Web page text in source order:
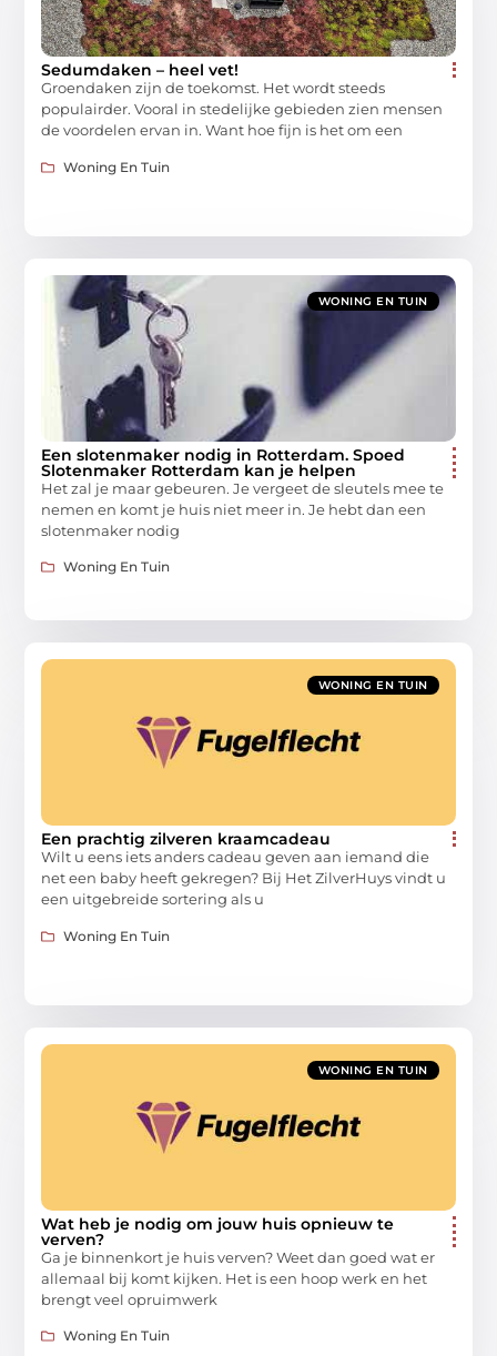
Sedumdaken – heel vet!
Groendaken zijn de toekomst. Het wordt steeds
populairder. Vooral in stedelijke gebieden zien mensen
de voordelen ervan in. Want hoe fijn is het om een
Woning En Tuin
WONING EN TUIN
Een slotenmaker nodig in Rotterdam. Spoed
Slotenmaker Rotterdam kan je helpen
Het zal je maar gebeuren. Je vergeet de sleutels mee te
nemen en komt je huis niet meer in. Je hebt dan een
slotenmaker nodig
Woning En Tuin
WONING EN TUIN
Een prachtig zilveren kraamcadeau
Wilt u eens iets anders cadeau geven aan iemand die
net een baby heeft gekregen? Bij Het ZilverHuys vindt u
een uitgebreide sortering als u
Woning En Tuin
WONING EN TUIN
Wat heb je nodig om jouw huis opnieuw te
verven?
Ga je binnenkort je huis verven? Weet dan goed wat er
allemaal bij komt kijken. Het is een hoop werk en het
brengt veel opruimwerk
Woning En Tuin